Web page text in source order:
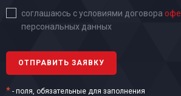
соглашаюсь с условиями договора
персональных данных
* - поля, обязательные для заполнения